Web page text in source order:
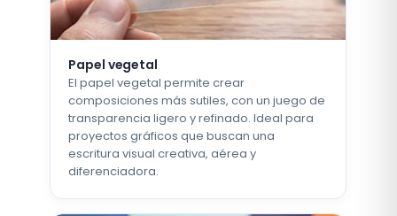
Papel vegetal
El papel vegetal permite crear
composiciones más sutiles, con un juego de
transparencia ligero y refinado. Ideal para
proyectos gráficos que buscan una
escritura visual creativa, aérea y
diferenciadora.